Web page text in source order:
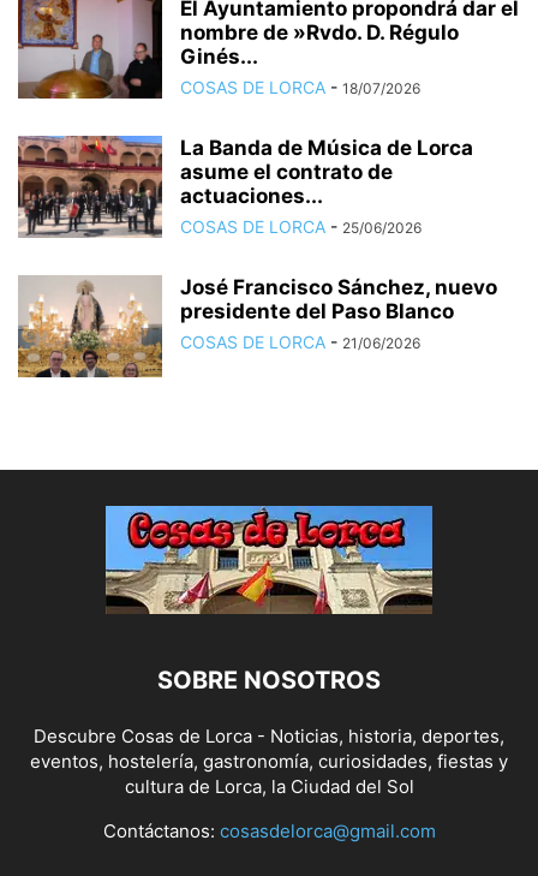
El Ayuntamiento propondrá dar el
nombre de »Rvdo. D. Régulo
Ginés...
COSAS DE LORCA - 18/07/2026
La Banda de Música de Lorca
asume el contrato de
actuaciones...
COSAS DE LORCA - 25/06/2026
José Francisco Sánchez, nuevo
presidente del Paso Blanco
COSAS DE LORCA - 21/06/2026
SOBRE NOSOTROS
Descubre Cosas de Lorca - Noticias, historia, deportes,
eventos, hostelería, gastronomía, curiosidades, fiestas y
cultura de Lorca, la Ciudad del Sol
Contáctanos: cosasdelorca@gmail.com